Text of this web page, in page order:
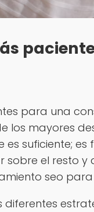
para una
los mayores
es suficiente;
el resto y
seo
diferentes